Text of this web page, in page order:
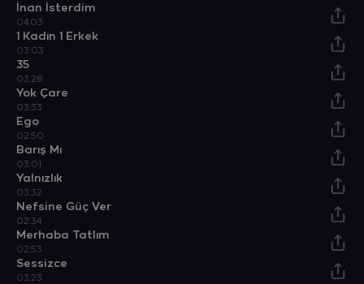
İnan İsterdim
04:03
1 Kadın 1 Erkek
03:03
35
03:28
Yok Çare
03:33
Ego
02:50
Barış Mı
03:01
Yalnızlık
03:32
Nefsine Güç Ver
02:34
Merhaba Tatlım
02:53
Sessizce
03:23